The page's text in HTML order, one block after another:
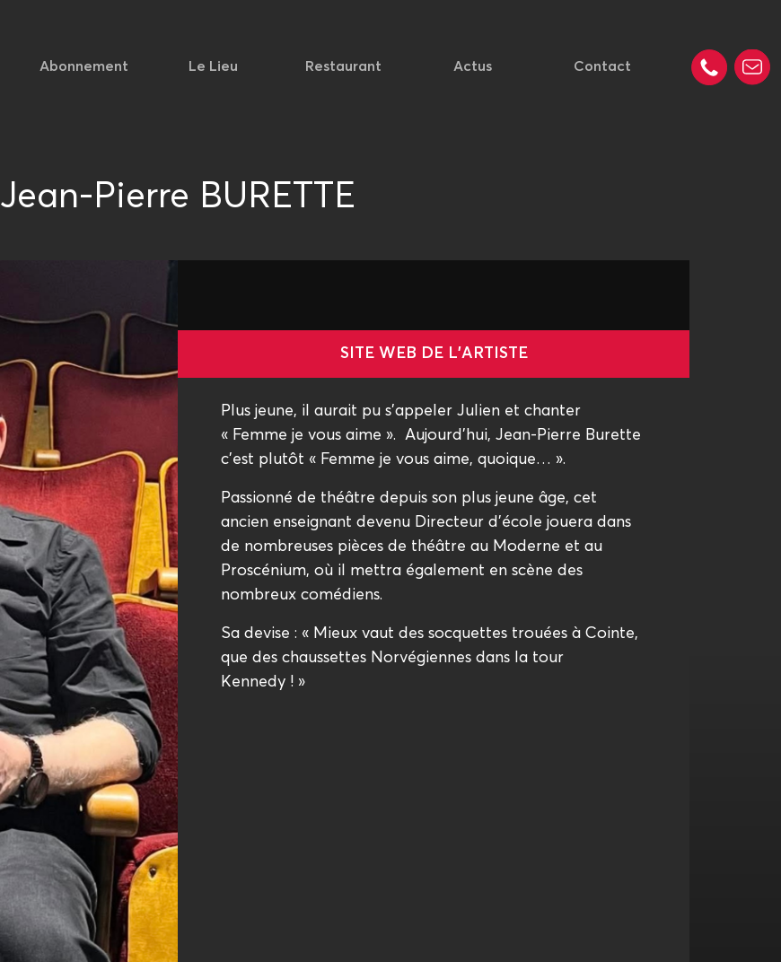
Abonnement Le Lieu Restaurant Actus Contact
Jean-Pierre BURETTE
SITE WEB DE L'ARTISTE
Plus jeune, il aurait pu s’appeler Julien et chanter
« Femme je vous aime ». Aujourd’hui, Jean-Pierre Burette
c’est plutôt « Femme je vous aime, quoique… ».
Passionné de théâtre depuis son plus jeune âge, cet
ancien enseignant devenu Directeur d’école jouera dans
de nombreuses pièces de théâtre au Moderne et au
Proscénium, où il mettra également en scène des
nombreux comédiens.
Sa devise : « Mieux vaut des socquettes trouées à Cointe,
que des chaussettes Norvégiennes dans la tour
Kennedy ! »